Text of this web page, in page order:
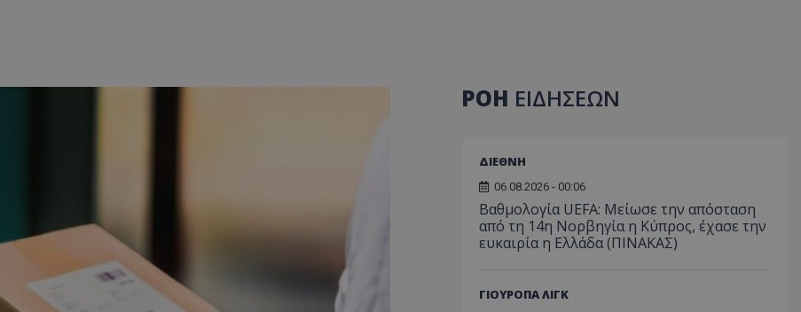
ΡΟΗ ΕΙΔΗΣΕΩΝ
ΔΙΕΘΝΗ
06.08.2026 - 00:06
Βαθμολογία UEFA: Μείωσε την απόσταση
από τη 14η Νορβηγία η Κύπρος, έχασε την
ευκαιρία η Ελλάδα (ΠΙΝΑΚΑΣ)
ΓΙΟΥΡΟΠΑ ΛΙΓΚ